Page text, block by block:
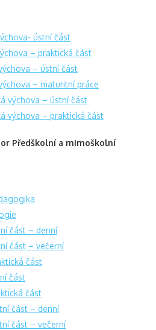
ústní část
– praktická část
– ústní část
– maturitní práce
výchova – ústní část
výchova – praktická část
Předškolní a mimoškolní
část – denní
část – večerní
část
část
část
část – denní
část – večerní